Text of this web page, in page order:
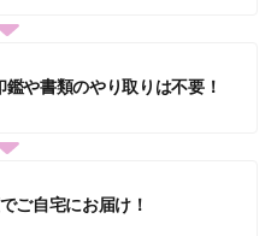
や書類のやり取りは不要！
ご自宅にお届け！